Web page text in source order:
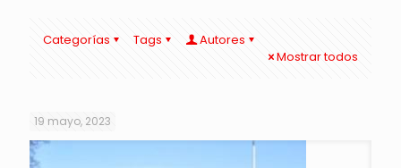
Categorías Tags
Autores
Mostrar todos
19 mayo, 2023